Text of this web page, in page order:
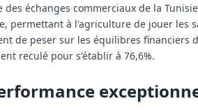
des échanges commerciaux de la
permettant à l'agriculture de jouer les
de peser sur les équilibres financiers
reculé pour s'établir à 76,6%.